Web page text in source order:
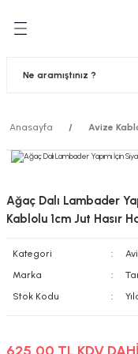
Anasayfa Avize
Ağaç Dalı Lambader
Kablolu 1cm Jut Hasır
Kategori
Marka
Stok Kodu
625,00 TL KDV